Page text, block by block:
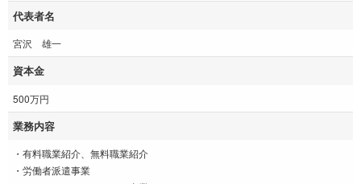
代表者名
宮沢 雄一
資本金
500万円
業務内容
・有料職業紹介、無料職業紹介
・労働者派遣事業